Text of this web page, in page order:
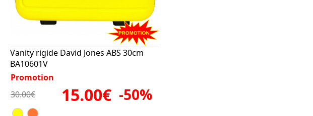
Vanity rigide David Jones ABS 30cm
BA10601V
Promotion
30.00€
15.00€ -50%